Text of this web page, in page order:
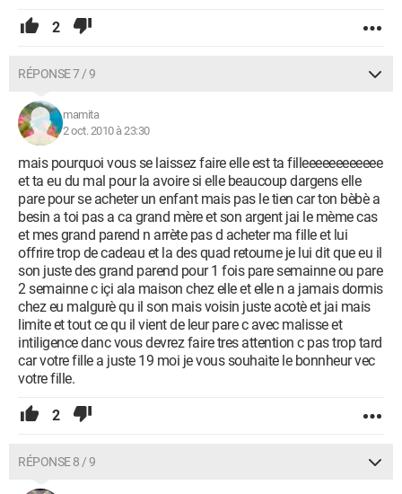
2
RÉPONSE 7 / 9
mamita
2 oct. 2010 à 23:30
mais pourquoi vous se laissez faire elle est ta filleeeeeeeeeeee
et ta eu du mal pour la avoire si elle beaucoup dargens elle
pare pour se acheter un enfant mais pas le tien car ton bèbè a
besin a toi pas a ca grand mère et son argent jai le mème cas
et mes grand parend n arrète pas d acheter ma fille et lui
offrire trop de cadeau et la des quad retourne je lui dit que eu il
son juste des grand parend pour 1 fois pare semainne ou pare
2 semainne c içi ala maison chez elle et elle n a jamais dormis
chez eu malgurè qu il son mais voisin juste acotè et jai mais
limite et tout ce qu il vient de leur pare c avec malisse et
intiligence danc vous devrez faire tres attention c pas trop tard
car votre fille a juste 19 moi je vous souhaite le bonnheur vec
votre fille.
2
RÉPONSE 8 / 9